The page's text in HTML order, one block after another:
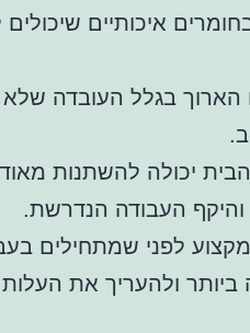
איכותיים שיכולים
הארוך בגלל העובדה
יכולה להשתנות
העבודה הנדרשת.
לפני שמתחילים
ולהעריך את